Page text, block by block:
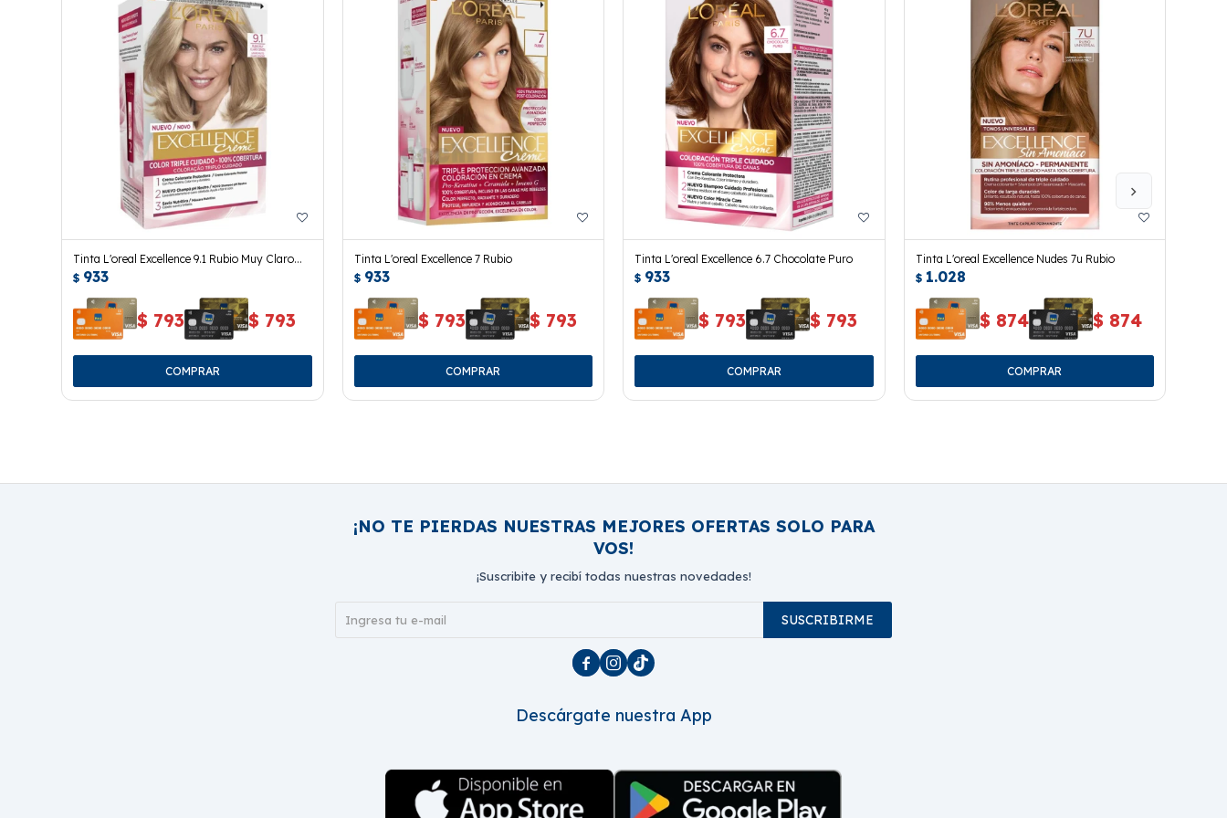
Tinta L'oreal Excellence 9.1 Rubio Muy Claro
Ceniza
$ 933
$ 793 $ 793
Tinta L'oreal Excellence 7 Rubio
$ 933
$ 793 $ 793
Tinta L'oreal Excellence 6.7 Chocolate Puro
$ 933
$ 793 $ 793
Tinta L'oreal Excellence Nudes 7u Rubio
$ 1.028
$ 874 $ 874
¡NO TE PIERDAS NUESTRAS MEJORES OFERTAS SOLO PARA
VOS!
¡Suscribite y recibí todas nuestras novedades!
SUSCRIBIRME
  
Descárgate nuestra App